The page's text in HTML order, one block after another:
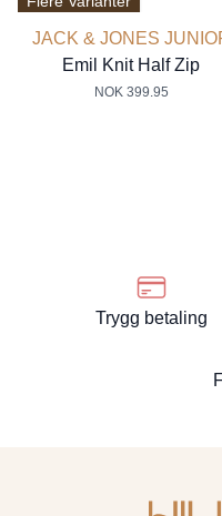
JACK & JONES
Emil Knit Half Zip
NOK 399.95
Trygg betaling